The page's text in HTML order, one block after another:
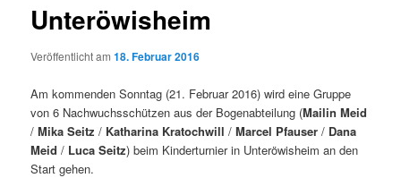
Unteröwisheim
Veröffentlicht am18. Februar 2016
Am kommenden Sonntag (21. Februar 2016) wird eine Gruppe
von 6 Nachwuchsschützen aus der Bogenabteilung (Mailin Meid
/Mika Seitz/ Katharina Kratochwill/Marcel Pfauser/ Dana
Meid/ Luca Seitz) beim Kinderturnier in Unteröwisheim an den
Start gehen.